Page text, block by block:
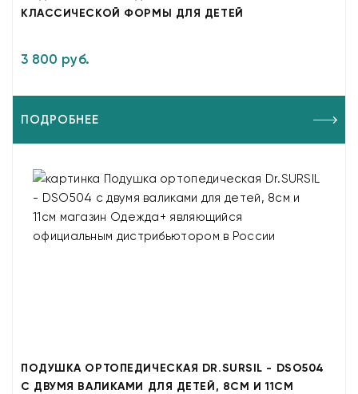
КЛАССИЧЕСКОЙ ФОРМЫ ДЛЯ ДЕТЕЙ
3 800 руб.
ПОДРОБНЕЕ
ПОДУШКА ОРТОПЕДИЧЕСКАЯ DR.SURSIL - DSO504
С ДВУМЯ ВАЛИКАМИ ДЛЯ ДЕТЕЙ, 8СМ И 11СМ